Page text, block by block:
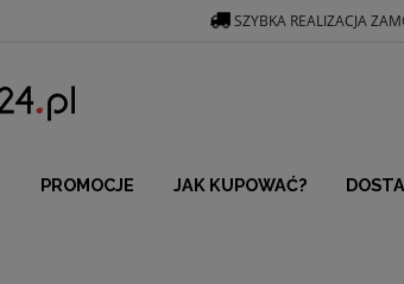
PROMOCJE JAK KUPOWAĆ?
SZYBKA REALIZACJA